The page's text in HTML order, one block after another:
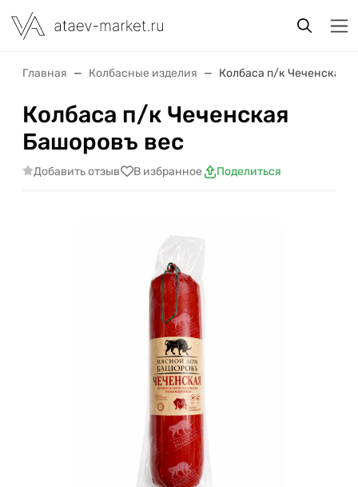
Главная Колбасные изделия Колбаса п/к Чеченская
Колбаса п/к Чеченская
Башоровъ вес
Добавить отзыв В избранное Поделиться